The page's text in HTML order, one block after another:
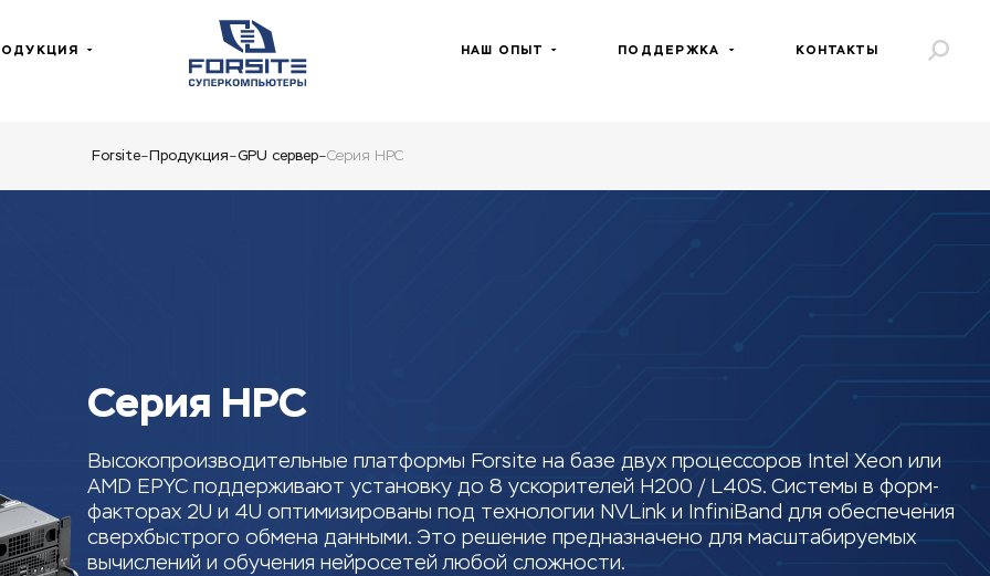
НАШ ОПЫТ ПОДДЕРЖКА КОНТАКТЫ
Forsite Продукция GPU сервер Серия HPC
Серия HPC
Высокопроизводительные платформы Forsite на базе двух процессоров Intel Xeon или
AMD EPYC поддерживают установку до 8 ускорителей H200 / L40S. Системы в форм-
факторах 2U и 4U оптимизированы под технологии NVLink и InfiniBand для обеспечения
сверхбыстрого обмена данными. Это решение предназначено для масштабируемых
вычислений и обучения нейросетей любой сложности.